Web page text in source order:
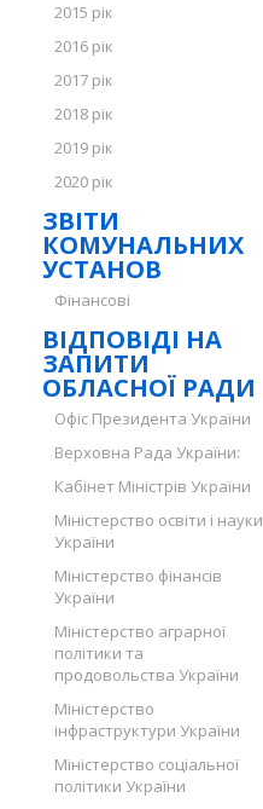
2015 рік
2016 рік
2017 рік
2018 рік
2019 рік
2020 рік
ЗВІТИ
КОМУНАЛЬНИХ
УСТАНОВ
Фінансові
ВІДПОВІДІ НА
ЗАПИТИ
ОБЛАСНОЇ РАДИ
Офіс Президента України
Верховна Рада України:
Кабінет Міністрів України
Міністерство освіти і науки
України
Міністерство фінансів
України
Міністерство аграрної
політики та
продовольства України
Міністерство
інфраструктури України
Міністерство соціальної
політики України